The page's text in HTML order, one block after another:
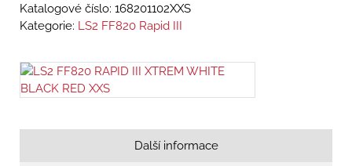
Katalogové číslo: 168201102XXS
Kategorie: LS2 FF820 Rapid III
Další informace